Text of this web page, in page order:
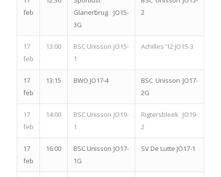
feb
Glanerbrug JO15-
3G
2
17
feb
13:00
BSC Unisson JO15-
1
Achilles ’12 JO15-3
17
feb
13:15 BWO JO17-4
BSC Unisson JO17-
2G
17
feb
14:00
BSC Unisson JO19-
1
Rigtersbleek JO19-
2
17
feb
16:00
BSC Unisson JO17-
1G
SV De Lutte JO17-1